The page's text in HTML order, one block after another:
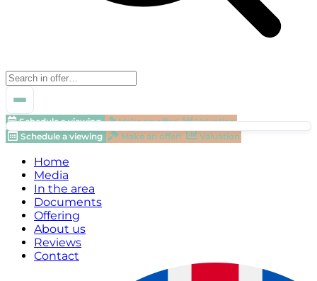
Schedule a viewing Make an offer!
Valuation
Schedule a viewing
Make an offer! Valuation
Home
Media
In the area
Documents
Offering
About us
Reviews
Contact